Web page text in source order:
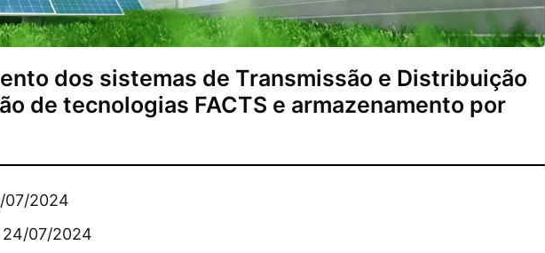
dos sistemas de Transmissão e Distribuição
de tecnologias FACTS e armazenamento por
07/2024
24/07/2024